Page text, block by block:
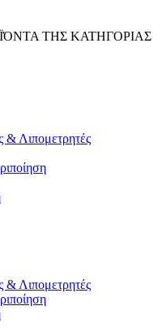
ΤΗΣ ΚΑΤΗΓΟΡΙΑΣ
& Λιπομετρητές
& Λιπομετρητές